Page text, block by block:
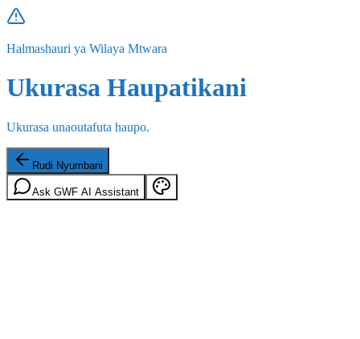
Halmashauri ya Wilaya Mtwara
Ukurasa Haupatikani
Ukurasa unaoutafuta haupo.
Rudi Nyumbani
Ask GWF AI Assistant